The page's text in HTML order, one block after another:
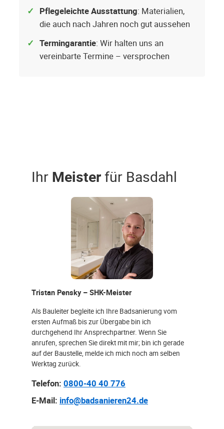
Pflegeleichte Ausstattung: Materialien,
die auch nach Jahren noch gut aussehen
Termingarantie: Wir halten uns an
vereinbarte Termine – versprochen
Ihr Meisterfür Basdahl
Tristan Pensky – SHK-Meister
Als Bauleiter begleite ich Ihre Badsanierung vom
ersten Aufmaß bis zur Übergabe bin ich
durchgehend Ihr Ansprechpartner. Wenn Sie
anrufen, sprechen Sie direkt mit mir; bin ich gerade
auf der Baustelle, melde ich mich noch am selben
Werktag zurück.
Telefon: 0800-40 40 776
E-Mail: info@badsanieren24.de